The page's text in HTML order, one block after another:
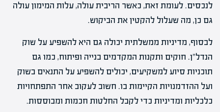
לנכסים. לעומת זאת, כאשר הריבית עולה, עלות המימון עולה
גם כן, מה שעלול להקטין את הביקוש.
לבסוף, מדיניות ממשלתית יכולה גם היא להשפיע על שוק
הנדל"ן. חוקים ותקנות המקדמים בנייה ופיתוח, כמו גם
תוכניות סיוע למשקיעים, יכולים להשפיע על התנאים בשוק
ועל ההזדמנויות הקיימות בו. חשוב לעקוב אחר התפתחויות
כלכליות ומדיניות כדי לקבל החלטות חכמות ומבוססות.